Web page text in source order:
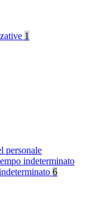
1
personale
indeterminato
6